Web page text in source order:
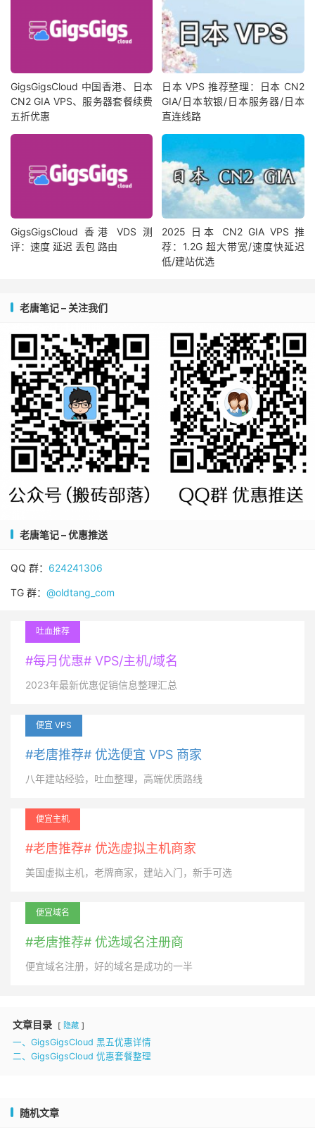
GigsGigsCloud 中国香港、日本
CN2 GIA VPS、服务器套餐续费
五折优惠
日本 VPS 推荐整理：日本 CN2
GIA/日本软银/日本服务器/日本
直连线路
GigsGigsCloud 香港 VDS 测
评：速度 延迟 丢包 路由
2025 日本 CN2 GIA VPS 推
荐：1.2G 超大带宽/速度快延迟
低/建站优选
老唐笔记 – 关注我们
老唐笔记 – 优惠推送
QQ 群： 624241306
TG 群： @oldtang_com
吐血推荐
#每月优惠# VPS/主机/域名
2023年最新优惠促销信息整理汇总
便宜 VPS
#老唐推荐# 优选便宜 VPS 商家
八年建站经验，吐血整理，高端优质路线
便宜主机
#老唐推荐# 优选虚拟主机商家
美国虚拟主机，老牌商家，建站入门，新手可选
便宜域名
#老唐推荐# 优选域名注册商
便宜域名注册，好的域名是成功的一半
文章目录 隐藏
一、GigsGigsCloud 黑五优惠详情
二、GigsGigsCloud 优惠套餐整理
随机文章